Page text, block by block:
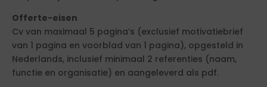
Offerte-eisen
Cv van maximaal 5 pagina’s (exclusief motivatiebrief
van 1 pagina en voorblad van 1 pagina), opgesteld in
Nederlands, inclusief minimaal 2 referenties (naam,
functie en organisatie) en aangeleverd als pdf.